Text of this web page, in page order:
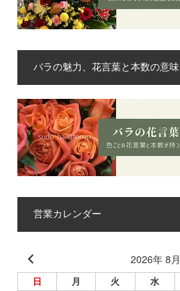
バラの魅力、花言葉と本数の意味
営業カレンダー
2026年 8月
日 月 火 水